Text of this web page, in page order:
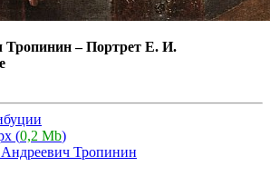
Тропинин–Портрет Е. И.
(0,2 Mb)
Тропинин